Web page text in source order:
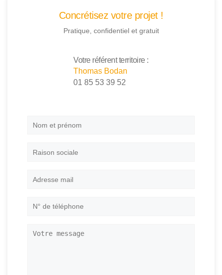
Concrétisez votre projet !
Pratique, confidentiel et gratuit
Votre référent territoire :
Thomas Bodan
01 85 53 39 52
Nom
Raison
Adresse
N°
Votre